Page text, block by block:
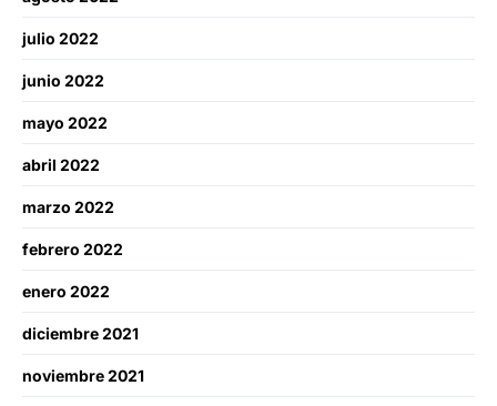
julio 2022
junio 2022
mayo 2022
abril 2022
marzo 2022
febrero 2022
enero 2022
diciembre 2021
noviembre 2021